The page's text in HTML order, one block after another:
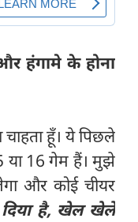
हंगामे के होना
हूँ। ये पिछले
16 गेम हैं। मुझे
और कोई चीयर
दिया है, खेल खेले